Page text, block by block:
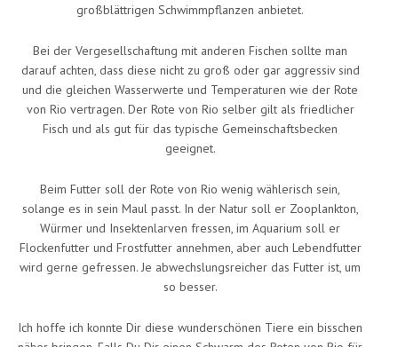
großblättrigen Schwimmpflanzen anbietet.
Bei der Vergesellschaftung mit anderen Fischen sollte man
darauf achten, dass diese nicht zu groß oder gar aggressiv sind
und die gleichen Wasserwerte und Temperaturen wie der Rote
von Rio vertragen. Der Rote von Rio selber gilt als friedlicher
Fisch und als gut für das typische Gemeinschaftsbecken
geeignet.
Beim Futter soll der Rote von Rio wenig wählerisch sein,
solange es in sein Maul passt. In der Natur soll er Zooplankton,
Würmer und Insektenlarven fressen, im Aquarium soll er
Flockenfutter und Frostfutter annehmen, aber auch Lebendfutter
wird gerne gefressen. Je abwechslungsreicher das Futter ist, um
so besser.
Ich hoffe ich konnte Dir diese wunderschönen Tiere ein bisschen